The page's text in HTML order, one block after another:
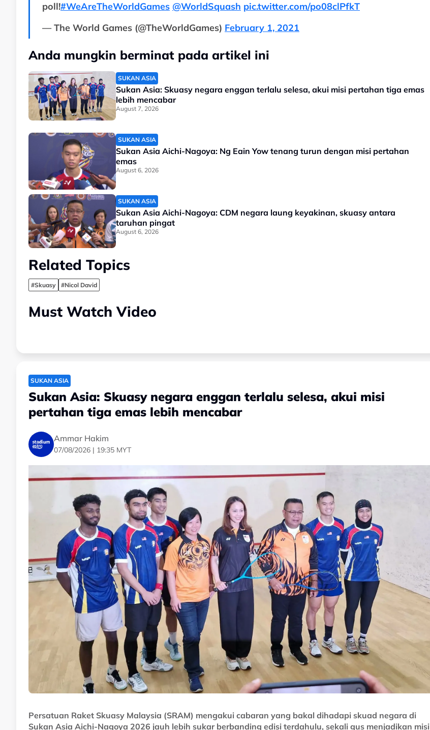
poll!#WeAreTheWorldGames @WorldSquash pic.twitter.com/po08clPfkT
— The World Games (@TheWorldGames) February 1, 2021
Anda mungkin berminat pada artikel ini
SUKAN ASIA
Sukan Asia: Skuasy negara enggan terlalu selesa, akui misi pertahan tiga emas
lebih mencabar
August 7, 2026
SUKAN ASIA
Sukan Asia Aichi-Nagoya: Ng Eain Yow tenang turun dengan misi pertahan
emas
August 6, 2026
SUKAN ASIA
Sukan Asia Aichi-Nagoya: CDM negara laung keyakinan, skuasy antara
taruhan pingat
August 6, 2026
Related Topics
#Skuasy #Nicol David
Must Watch Video
SUKAN ASIA
Sukan Asia: Skuasy negara enggan terlalu selesa, akui misi
pertahan tiga emas lebih mencabar
Ammar Hakim
07/08/2026 | 19:35 MYT
Persatuan Raket Skuasy Malaysia (SRAM) mengakui cabaran yang bakal dihadapi skuad negara di
Sukan Asia Aichi-Nagoya 2026 jauh lebih sukar berbanding edisi terdahulu, sekali gus menjadikan misi